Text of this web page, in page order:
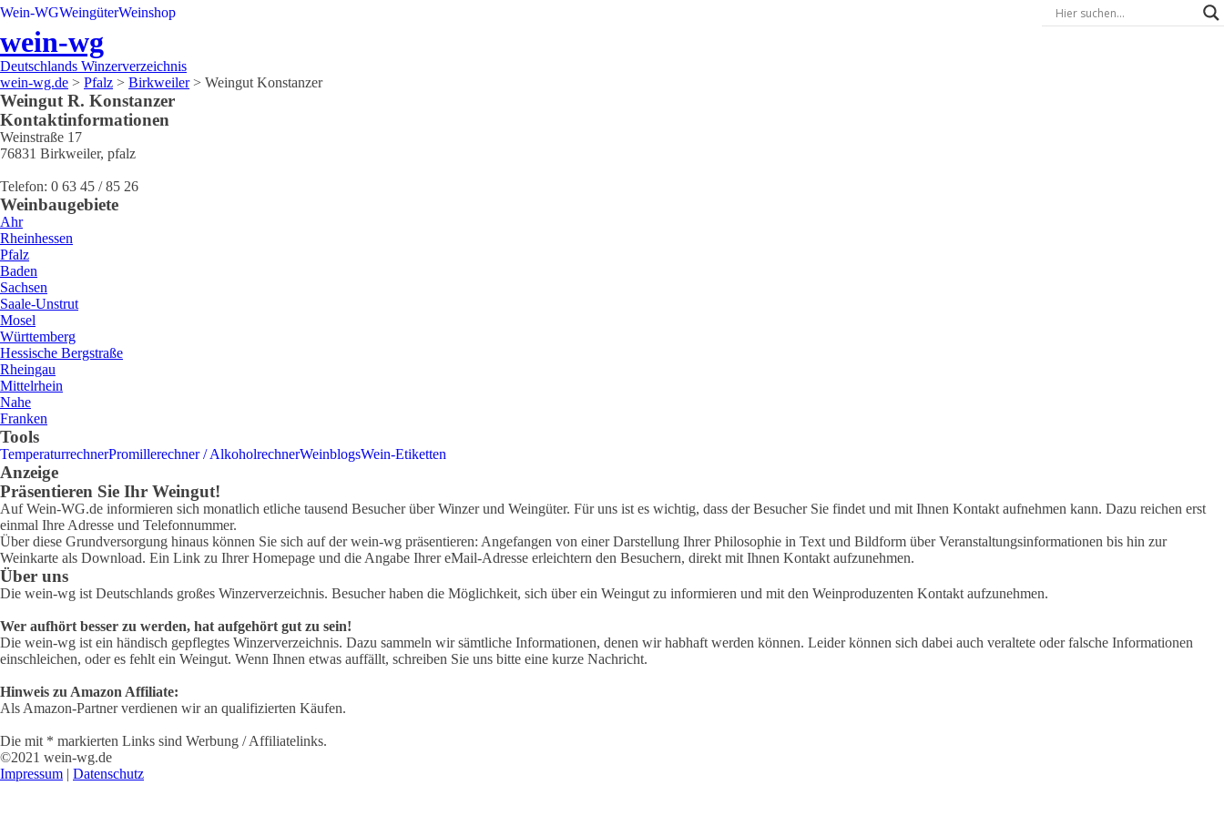
Wein-WGWeingüterWeinshop
wein-wg
Deutschlands Winzerverzeichnis
wein-wg.de > Pfalz > Birkweiler> Weingut Konstanzer
Weingut R. Konstanzer
Kontaktinformationen
Weinstraße 17
76831 Birkweiler, pfalz
Telefon: 0 63 45 / 85 26
Weinbaugebiete
Ahr
Rheinhessen
Pfalz
Baden
Sachsen
Saale-Unstrut
Mosel
Württemberg
Hessische Bergstraße
Rheingau
Mittelrhein
Nahe
Franken
Tools
TemperaturrechnerPromillerechner / AlkoholrechnerWeinblogsWein-Etiketten
Anzeige
Präsentieren Sie Ihr Weingut!
Auf Wein-WG.de informieren sich monatlich etliche tausend Besucher über Winzer und Weingüter. Für uns ist es wichtig, dass der Besucher Sie findet und mit Ihnen Kontakt aufnehmen kann. Dazu reichen erst
einmal Ihre Adresse und Telefonnummer.
Über diese Grundversorgung hinaus können Sie sich auf der wein-wg präsentieren: Angefangen von einer Darstellung Ihrer Philosophie in Text und Bildform über Veranstaltungsinformationen bis hin zur
Weinkarte als Download. Ein Link zu Ihrer Homepage und die Angabe Ihrer eMail-Adresse erleichtern den Besuchern, direkt mit Ihnen Kontakt aufzunehmen.
Über uns
Die wein-wg ist Deutschlands großes Winzerverzeichnis. Besucher haben die Möglichkeit, sich über ein Weingut zu informieren und mit den Weinproduzenten Kontakt aufzunehmen.
Wer aufhört besser zu werden, hat aufgehört gut zu sein!
Die wein-wg ist ein händisch gepflegtes Winzerverzeichnis. Dazu sammeln wir sämtliche Informationen, denen wir habhaft werden können. Leider können sich dabei auch veraltete oder falsche Informationen
einschleichen, oder es fehlt ein Weingut. Wenn Ihnen etwas auffällt, schreiben Sie uns bitte eine kurze Nachricht.
Hinweis zu Amazon Affiliate:
Als Amazon-Partner verdienen wir an qualifizierten Käufen.
Die mit * markierten Links sind Werbung / Affiliatelinks.
©2021 wein-wg.de
Impressum | Datenschutz